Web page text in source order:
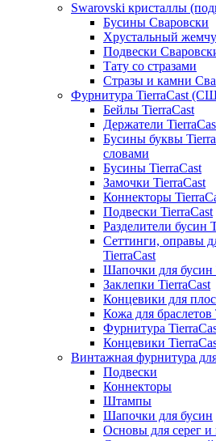
Swarovski кристаллы
Бусины Сваровски
Хрустальный
Подвески
Тату со стразами
Стразы и камни
Фурнитура TierraCast
Бейлы TierraCast
Держатели
Бусины буквы
словами
Бусины TierraCast
Замочки TierraCast
Коннекторы
Подвески TierraCast
Разделители бусин
Сеттинги, оправы
TierraCast
Шапочки для бусин
Заклепки TierraCast
Концевики для
Кожа для браслетов
Фурнитура
Концевики
Винтажная фурнитура
Подвески
Коннекторы
Штампы
Шапочки для бусин
Основы для серег и